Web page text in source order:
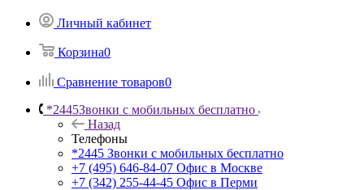
Личный кабинет
Корзина0
Сравнение товаров0
*2445Звонки с мобильных бесплатно
Назад
Телефоны
*2445 Звонки с мобильных бесплатно
+7 (495) 646-84-07 Офис в Москве
+7 (342) 255-44-45 Офис в Перми